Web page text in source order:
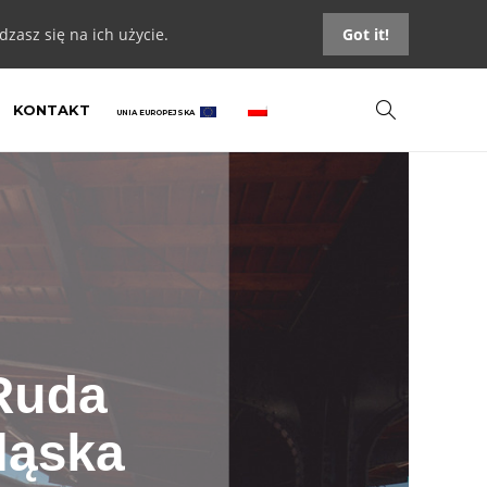
się na ich użycie. Got it!
KONTAKT UNIA EUROPEJSKA